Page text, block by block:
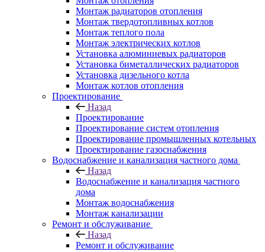
Монтаж радиаторов отопления
Монтаж твердотопливных котлов
Монтаж теплого пола
Монтаж электрических котлов
Установка алюминиевых радиаторов
Установка биметаллических радиаторов
Установка дизельного котла
Монтаж котлов отопления
Проектирование
Назад
Проектирование
Проектирование систем отопления
Проектирование промышленных котельных
Проектирование газоснабжения
Водоснабжение и канализация частного дома
Назад
Водоснабжение и канализация частного
дома
Монтаж водоснабжения
Монтаж канализации
Ремонт и обслуживание
Назад
Ремонт и обслуживание